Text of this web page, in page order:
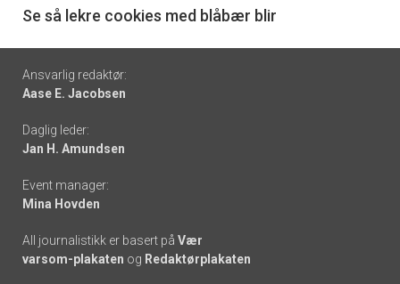
6
Se så lekre cookies med blåbær blir
Footer
-
links
Ansvarlig redaktør:
Aase E. Jacobsen
Daglig leder:
Jan H. Amundsen
Event manager:
Mina Hovden
All journalistikk er basert på Vær
varsom-plakaten og Redaktørplakaten